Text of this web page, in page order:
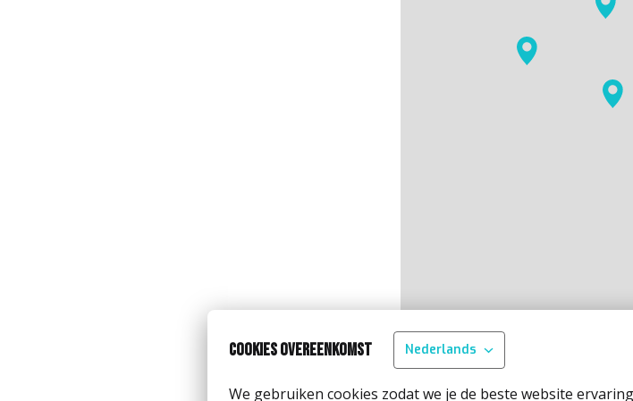
Cookies overeenkomst Nederlands
We gebruiken cookies zodat we je de beste website